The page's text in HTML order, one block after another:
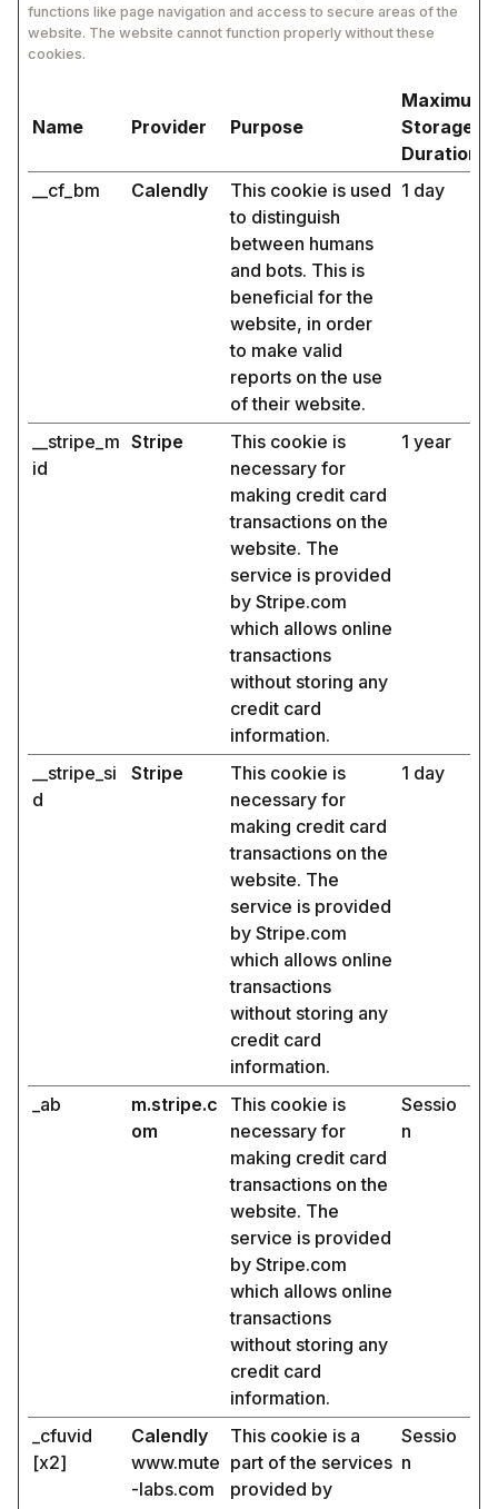
functions like page navigation and access to secure areas of the
website. The website cannot function properly without these
cookies.
Name Provider Purpose
Maximum
Storage
Duration
__cf_bm
Calendly
This cookie is used
to distinguish
between humans
and bots. This is
beneficial for the
website, in order
to make valid
reports on the use
of their website.
1 day
__stripe_m
id
Stripe
This cookie is
necessary for
making credit card
transactions on the
website. The
service is provided
by Stripe.com
which allows online
transactions
without storing any
credit card
information.
1 year
__stripe_si
d
Stripe
This cookie is
necessary for
making credit card
transactions on the
website. The
service is provided
by Stripe.com
which allows online
transactions
without storing any
credit card
information.
1 day
_ab
m.stripe.c
om
This cookie is
necessary for
making credit card
transactions on the
website. The
service is provided
by Stripe.com
which allows online
transactions
without storing any
credit card
information.
Sessio
n
_cfuvid
[x2]
Calendly
www.mute
-labs.com
This cookie is a
part of the services
provided by
Sessio
n